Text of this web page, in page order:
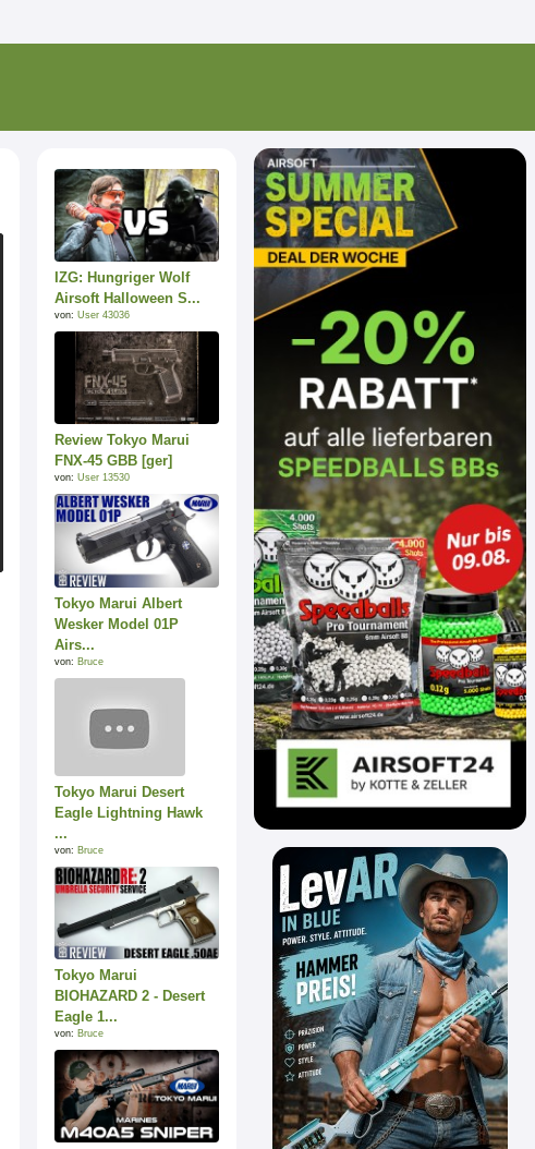
IZG: Hungriger Wolf
Airsoft Halloween S...
von: User 43036
Review Tokyo Marui
FNX-45 GBB [ger]
von: User 13530
Tokyo Marui Albert
Wesker Model 01P
Airs...
von: Bruce
Tokyo Marui Desert
Eagle Lightning Hawk
...
von: Bruce
Tokyo Marui
BIOHAZARD 2 - Desert
Eagle 1...
von: Bruce